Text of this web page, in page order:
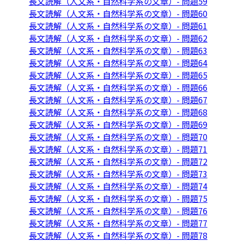
長文読解（人文系・自然科学系の文章）- 問題60
長文読解（人文系・自然科学系の文章）- 問題61
長文読解（人文系・自然科学系の文章）- 問題62
長文読解（人文系・自然科学系の文章）- 問題63
長文読解（人文系・自然科学系の文章）- 問題64
長文読解（人文系・自然科学系の文章）- 問題65
長文読解（人文系・自然科学系の文章）- 問題66
長文読解（人文系・自然科学系の文章）- 問題67
長文読解（人文系・自然科学系の文章）- 問題68
長文読解（人文系・自然科学系の文章）- 問題69
長文読解（人文系・自然科学系の文章）- 問題70
長文読解（人文系・自然科学系の文章）- 問題71
長文読解（人文系・自然科学系の文章）- 問題72
長文読解（人文系・自然科学系の文章）- 問題73
長文読解（人文系・自然科学系の文章）- 問題74
長文読解（人文系・自然科学系の文章）- 問題75
長文読解（人文系・自然科学系の文章）- 問題76
長文読解（人文系・自然科学系の文章）- 問題77
長文読解（人文系・自然科学系の文章）- 問題78